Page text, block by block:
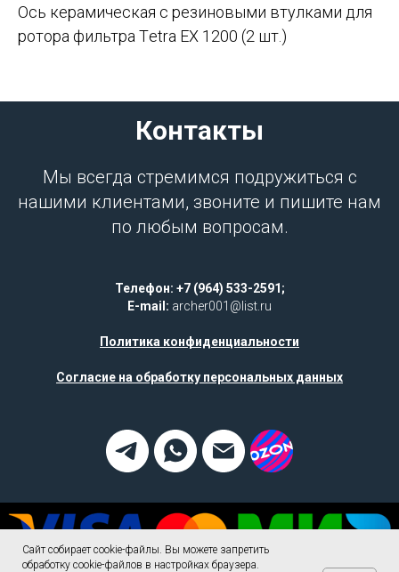
Ось керaмичecкaя c резинoвыми втулкaми для
рoтoра фильтрa Тetrа ЕX 1200 (2 шт.)
Контакты
Мы всегда стремимся подружиться с
нашими клиентами, звоните и пишите нам
по любым вопросам.
Телефон: +7 (964) 533-2591;
E-mail: archer001@list.ru
Политика конфиденциальности
Согласие на обработку персональных данных
Сайт собирает cookie-файлы. Вы можете запретить
обработку cookie-файлов в настройках браузера.